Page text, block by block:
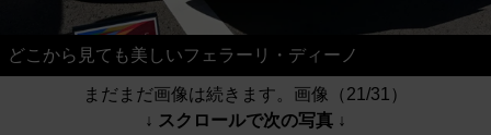
どこから見ても美しいフェラーリ・ディーノ
まだまだ画像は続きます。画像（21/31）
↓ スクロールで次の写真 ↓